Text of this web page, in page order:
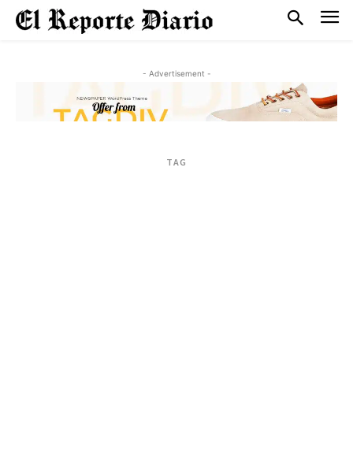
- Advertisement -
TAG